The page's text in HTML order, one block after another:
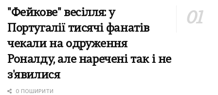
"Фейкове" весілля: у
Португалії тисячі фанатів
чекали на одруження
Роналду, але наречені так і не
з'явилися
0 ПОШИРИТИ